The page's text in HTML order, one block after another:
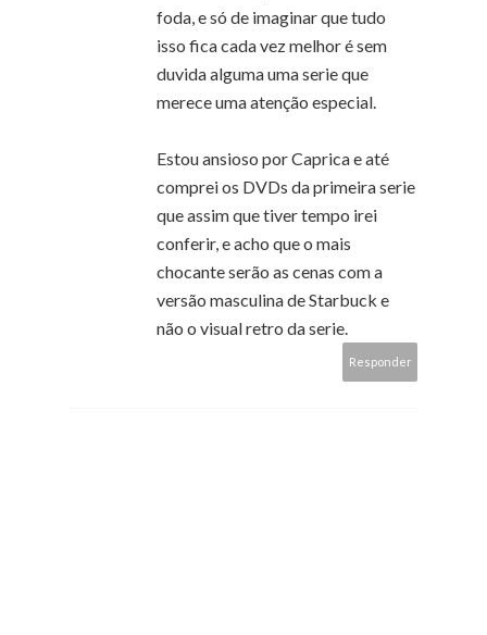
foda, e só de imaginar que tudo
isso fica cada vez melhor é sem
duvida alguma uma serie que
merece uma atenção especial.
Estou ansioso por Caprica e até
comprei os DVDs da primeira serie
que assim que tiver tempo irei
conferir, e acho que o mais
chocante serão as cenas com a
versão masculina de Starbuck e
não o visual retro da serie.
Responder